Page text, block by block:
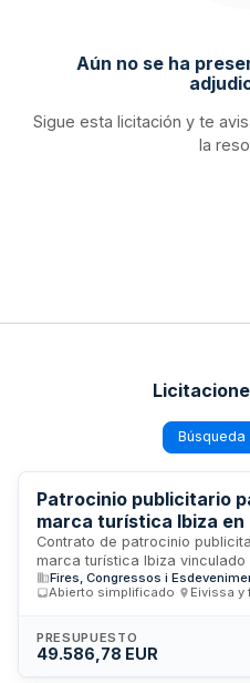
Aún no se ha
Sigue esta licitación y te
la
Patrocinio publicitario
marca turística Ibiza en
MARATÓN 2026
Contrato de patrocinio
marca turística Ibiza
celebración del evento
2026. La prestación incluye la
mejorando su
diversificación de la oferta
Fires, Congressos i
Abierto simplificado
Eivissa y
PRESUPUESTO
49.586,78 EUR